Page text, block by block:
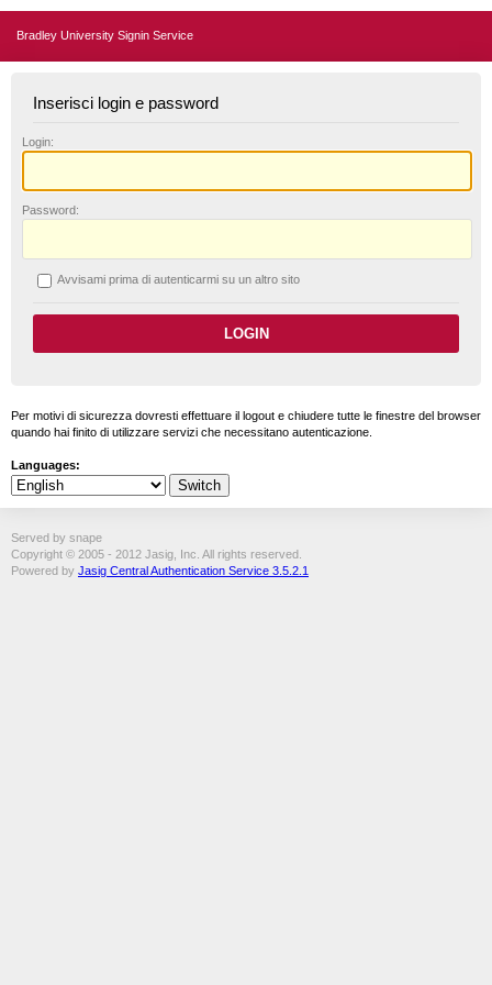
Bradley University Signin Service
Inserisci login e password
L ogin:
Password:
Avvisami prima di autenticarmi su un altro sito
Per motivi di sicurezza dovresti effettuare il logout e chiudere tutte le finestre del browser
quando hai finito di utilizzare servizi che necessitano autenticazione.
Languages:
Served by snape
Copyright © 2005 - 2012 Jasig, Inc. All rights reserved.
Powered by Jasig Central Authentication Service 3.5.2.1